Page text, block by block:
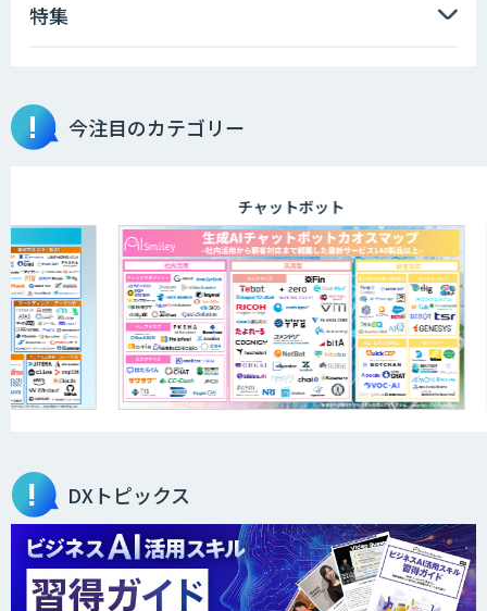
特集
今注目のカテゴリー
チャットボット
DXトピックス